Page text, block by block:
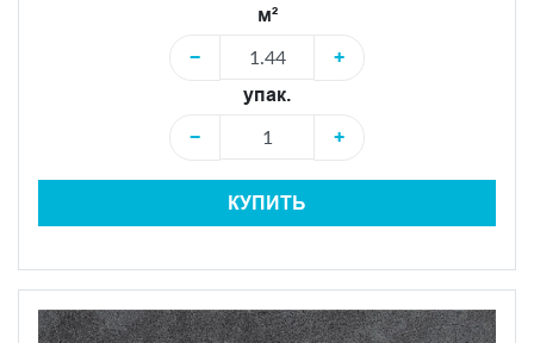
м²
−
+
упак.
−
+
КУПИТЬ